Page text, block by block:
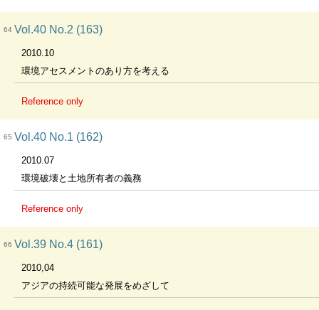
64 Vol.40 No.2 (163)
2010.10
環境アセスメントのあり方を考える
Reference only
65 Vol.40 No.1 (162)
2010.07
環境破壊と土地所有者の義務
Reference only
66 Vol.39 No.4 (161)
2010,04
アジアの持続可能な発展をめざして